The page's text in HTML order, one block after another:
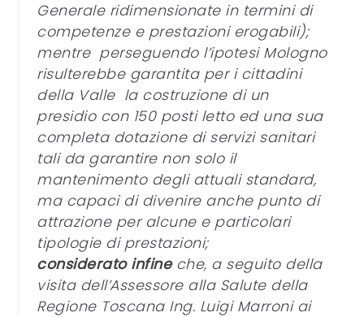
Generale ridimensionate in termini di
competenze e prestazioni erogabili);
mentre perseguendo l’ipotesi Mologno
risulterebbe garantita per i cittadini
della Valle la costruzione di un
presidio con 150 posti letto ed una sua
completa dotazione di servizi sanitari
tali da garantire non solo il
mantenimento degli attuali standard,
ma capaci di divenire anche punto di
attrazione per alcune e particolari
tipologie di prestazioni;
considerato infineche, a seguito della
visita dell’Assessore alla Salute della
Regione Toscana Ing. Luigi Marroni ai